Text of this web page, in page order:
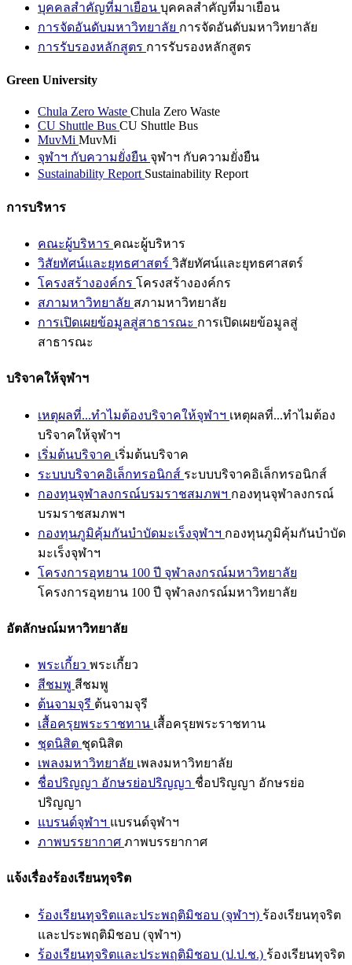
บุคคลสำคัญที่มาเยือน บุคคลสำคัญที่มาเยือน
การจัดอันดับมหาวิทยาลัย การจัดอันดับมหาวิทยาลัย
การรับรองหลักสูตร การรับรองหลักสูตร
Green University
Chula Zero Waste Chula Zero Waste
CU Shuttle Bus CU Shuttle Bus
MuvMi MuvMi
จุฬาฯ กับความยั่งยืน จุฬาฯ กับความยั่งยืน
Sustainability Report Sustainability Report
การบริหาร
คณะผู้บริหาร คณะผู้บริหาร
วิสัยทัศน์และยุทธศาสตร์ วิสัยทัศน์และยุทธศาสตร์
โครงสร้างองค์กร โครงสร้างองค์กร
สภามหาวิทยาลัย สภามหาวิทยาลัย
การเปิดเผยข้อมูลสู่สาธารณะ การเปิดเผยข้อมูลสู่
สาธารณะ
บริจาคให้จุฬาฯ
เหตุผลที่...ทำไมต้องบริจาคให้จุฬาฯ เหตุผลที่...ทำไมต้อง
บริจาคให้จุฬาฯ
เริ่มต้นบริจาค เริ่มต้นบริจาค
ระบบบริจาคอิเล็กทรอนิกส์ ระบบบริจาคอิเล็กทรอนิกส์
กองทุนจุฬาลงกรณ์บรมราชสมภพฯ กองทุนจุฬาลงกรณ์
บรมราชสมภพฯ
กองทุนภูมิคุ้มกันบำบัดมะเร็งจุฬาฯ กองทุนภูมิคุ้มกันบำบัด
มะเร็งจุฬาฯ
โครงการอุทยาน 100 ปี จุฬาลงกรณ์มหาวิทยาลัย
โครงการอุทยาน 100 ปี จุฬาลงกรณ์มหาวิทยาลัย
อัตลักษณ์มหาวิทยาลัย
พระเกี้ยว พระเกี้ยว
สีชมพู สีชมพู
ต้นจามจุรี ต้นจามจุรี
เสื้อครุยพระราชทาน เสื้อครุยพระราชทาน
ชุดนิสิต ชุดนิสิต
เพลงมหาวิทยาลัย เพลงมหาวิทยาลัย
ชื่อปริญญา อักษรย่อปริญญา ชื่อปริญญา อักษรย่อ
ปริญญา
แบรนด์จุฬาฯ แบรนด์จุฬาฯ
ภาพบรรยากาศ ภาพบรรยากาศ
แจ้งเรื่องร้องเรียนทุจริต
ร้องเรียนทุจริตและประพฤติมิชอบ (จุฬาฯ) ร้องเรียนทุจริต
และประพฤติมิชอบ (จุฬาฯ)
ร้องเรียนทุจริตและประพฤติมิชอบ (ป.ป.ช.) ร้องเรียนทุจริต